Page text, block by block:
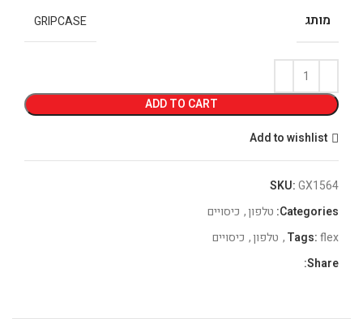
מותג GRIPCASE
ADD TO CART
Add to wishlist
SKU:GX1564
Categories: טלפון, כיסויים
Tags:flex
, טלפון, כיסויים
Share: